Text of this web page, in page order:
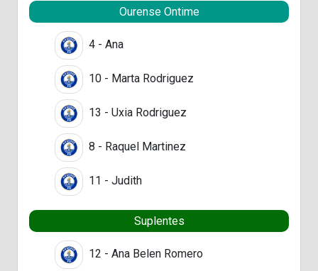
Ourense Ontime
4 - Ana
10 - Marta Rodriguez
13 - Uxia Rodriguez
8 - Raquel Martinez
11 - Judith
Suplentes
12 - Ana Belen Romero